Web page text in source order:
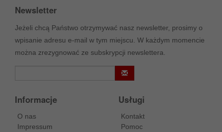
Newsletter
Jeżeli chcą Państwo otrzymywać nasz newsletter, prosimy o
wpisanie adresu e-mail w tym miejscu. W każdym momencie
można zrezygnować ze subskrypcji newslettera.
Informacje
O nas
Impressum
Usługi
Kontakt
Pomoc